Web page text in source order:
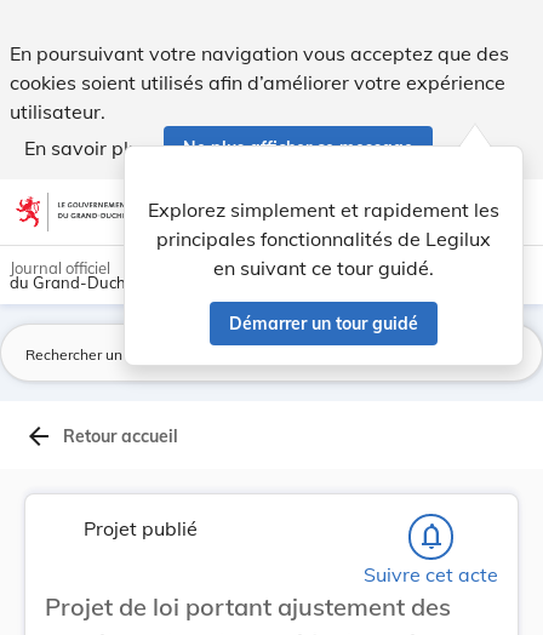
En poursuivant votre navigation vous acceptez que des
cookies soient utilisés afin d’améliorer votre expérience
utilisateur.
En savoir plus
Ne plus afficher ce message
Aller au contenu account_circle help Aide
Explorez simplement et rapidement les
principales fonctionnalités de Legilux
en suivant ce tour guidé.
Démarrer un tour guidé
light_mode dark_mode
Journal officiel
du Grand-Duché de Luxembourg
arrow_back Retour accueil
Projet publié notifications_none
Suivre cet acte
Projet de loi portant ajustement des